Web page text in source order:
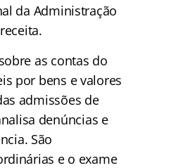
da Administração
as contas do
por bens e valores
admissões de
denúncias e
São
e o exame